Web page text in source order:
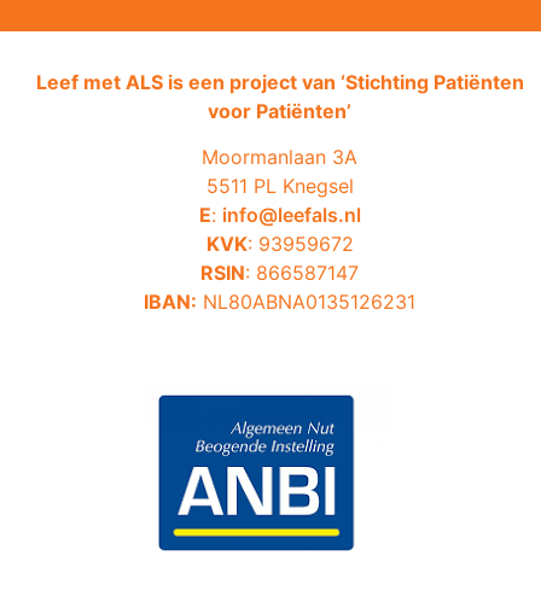
Leef met ALS is een project van ‘Stichting Patiënten
voor Patiënten’
Moormanlaan 3A
5511 PL Knegsel
E: info@leefals.nl
KVK: 93959672
RSIN: 866587147
IBAN: NL80ABNA0135126231